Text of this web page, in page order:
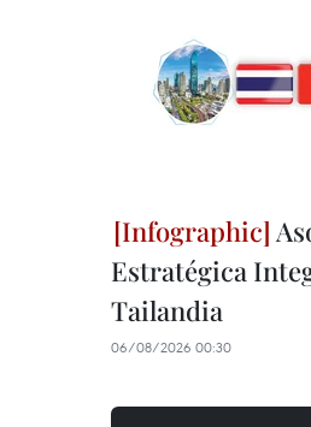
Estratégica
Tailandia
06/08/2026 00:30